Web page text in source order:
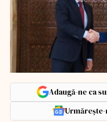
Adaugă-ne ca
Urmărește-